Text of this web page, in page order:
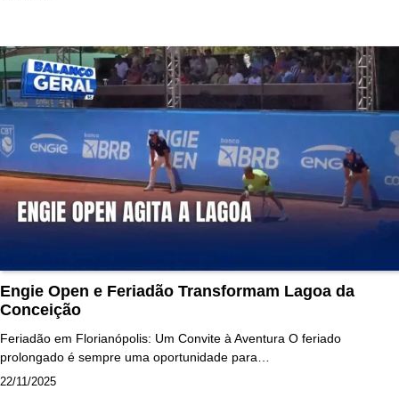
Engie Open e Feriadão Transformam Lagoa da
Conceição
Feriadão em Florianópolis: Um Convite à Aventura O feriado
prolongado é sempre uma oportunidade para…
22/11/2025